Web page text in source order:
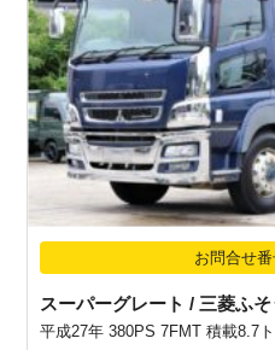
お問合せ
スーパーグレート / 三菱ふそ
平成27年 380PS 7FMT 積載8.7